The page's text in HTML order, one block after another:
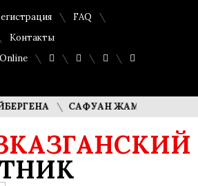
FAQ
Контакты
САФУАН ЖАМПЕИСОВ: «МЫ